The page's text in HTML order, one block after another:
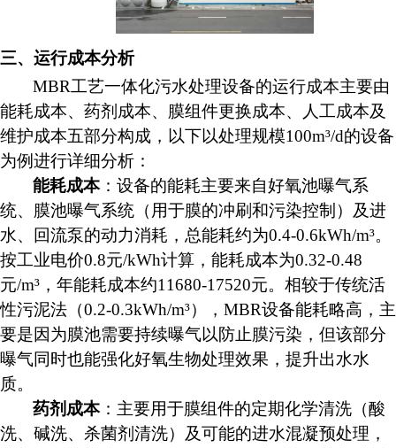
三、运行成本分析
MBR工艺一体化污水处理设备的运行成本主要由
能耗成本、药剂成本、膜组件更换成本、人工成本及
维护成本五部分构成，以下以处理规模100m³/d的设备
为例进行详细分析：
能耗成本：设备的能耗主要来自好氧池曝气系
统、膜池曝气系统（用于膜的冲刷和污染控制）及进
水、回流泵的动力消耗，总能耗约为0.4-0.6kWh/m³。
按工业电价0.8元/kWh计算，能耗成本为0.32-0.48
元/m³，年能耗成本约11680-17520元。相较于传统活
性污泥法（0.2-0.3kWh/m³），MBR设备能耗略高，主
要是因为膜池需要持续曝气以防止膜污染，但该部分
曝气同时也能强化好氧生物处理效果，提升出水水
质。
药剂成本：主要用于膜组件的定期化学清洗（酸
洗、碱洗、杀菌剂清洗）及可能的进水混凝预处理，